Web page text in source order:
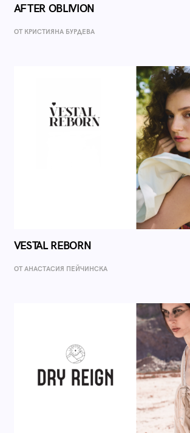
AFTER OBLIVION
ОТ КРИСТИЯНА БУРДЕВА
VESTAL REBORN
ОТ AНАСТАСИЯ ПЕЙЧИНСКА